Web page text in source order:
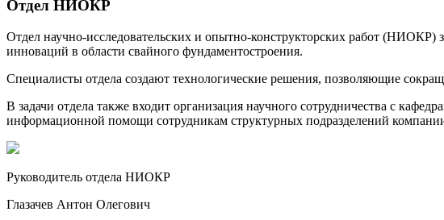
Отдел НИОКР
Отдел научно-исследовательских и опытно-конструкторских работ (НИОКР)
инноваций в области свайного фундаментостроения.
Специалисты отдела создают технологические решения, позволяющие
В задачи отдела также входит организация научного сотрудничества с
информационной помощи сотрудникам структурных подразделений
Руководитель отдела НИОКР
Глазачев Антон Олегович